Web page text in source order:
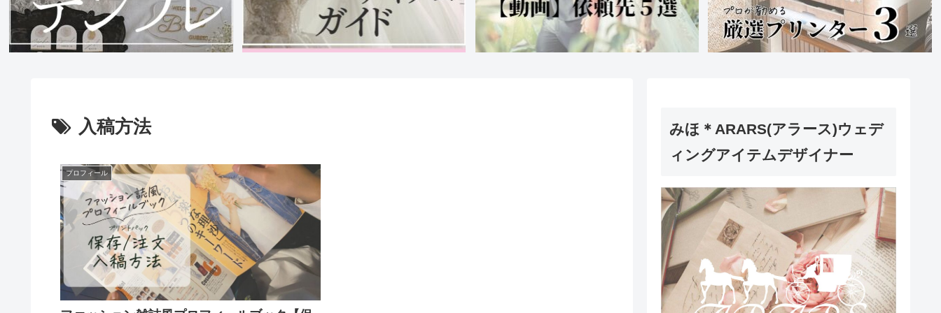
入稿方法
プロフィール
みほ＊ARARS(アラース)ウェデ
ィングアイテムデザイナー